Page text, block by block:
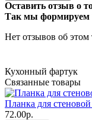
Оставить отзыв о
Так мы формируем
Нет отзывов об этом
Кухонный фартук
Связанные товары
Планка для
72.00р.